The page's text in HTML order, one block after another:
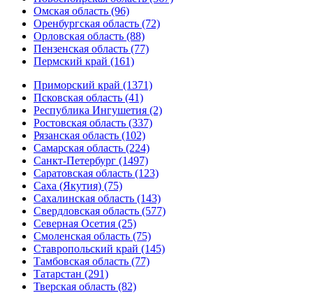
Омская область (96)
Оренбургская область (72)
Орловская область (88)
Пензенская область (77)
Пермский край (161)
Приморский край (1371)
Псковская область (41)
Республика Ингушетия (2)
Ростовская область (337)
Рязанская область (102)
Самарская область (224)
Санкт-Петербург (1497)
Саратовская область (123)
Саха (Якутия) (75)
Сахалинская область (143)
Свердловская область (577)
Северная Осетия (25)
Смоленская область (75)
Ставропольский край (145)
Тамбовская область (77)
Татарстан (291)
Тверская область (82)